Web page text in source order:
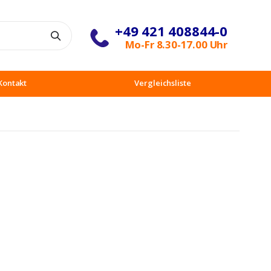
+49 421 408844-0
Mo-Fr 8.30-17.00 Uhr
Vergleichsliste